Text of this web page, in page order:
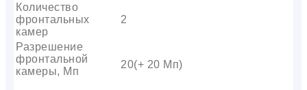
Количество
фронтальных
камер
2
Разрешение
фронтальной
камеры, Мп
20(+ 20 Мп)